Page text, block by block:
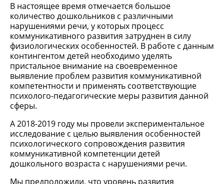
В настоящее время отмечается большое
количество дошкольников с различными
нарушениями речи, у которых процесс
коммуникативного развития затруднен в силу
физиологических особенностей. В работе с данным
контингентом детей необходимо уделять
пристальное внимание на своевременное
выявление проблем развития коммуникативной
компетентности и применять соответствующие
психолого-педагогические меры развития данной
сферы.
А 2018-2019 году мы провели экспериментальное
исследование с целью выявления особенностей
психологического сопровождения развития
коммуникативной компетенции детей
дошкольного возраста с нарушениями речи.
Мы предположили, что уровень развития